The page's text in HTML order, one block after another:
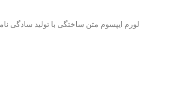
لورم ایپسوم متن ساختگی با تولید سادگی